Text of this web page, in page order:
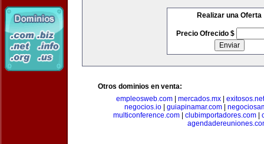
Realizar una Oferta
Precio Ofrecido $
Otros dominios en venta:
empleosweb.com| mercados.mx| exitosos.net
negocios.io
guiapinamar.com
multiconference.com
clubimportadores.com